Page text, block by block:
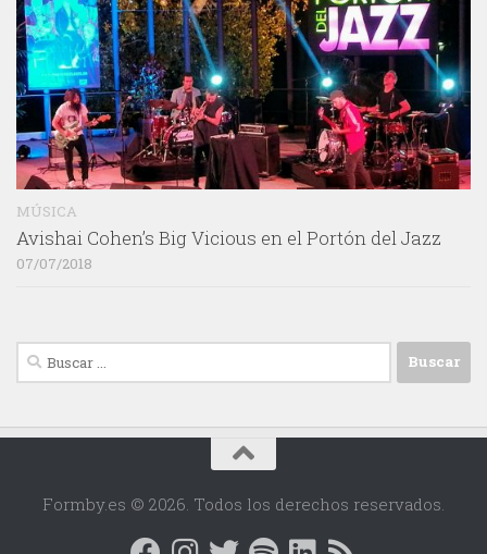
MÚSICA
Avishai Cohen’s Big Vicious en el Portón del Jazz
07/07/2018
Buscar:
Formby.es © 2026. Todos los derechos reservados.